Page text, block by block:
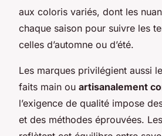
aux coloris variés, dont les
chaque saison pour suivre les
celles d’automne ou d’été.
Les marques privilégient aussi
faits main ou artisanalement
l’exigence de qualité impose
et des méthodes éprouvées.